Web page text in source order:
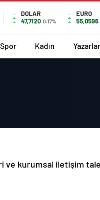
DOLAR
47,7120 0.17%
EURO
55,0596
Spor Kadın Yazarlar
ve kurumsal iletişim